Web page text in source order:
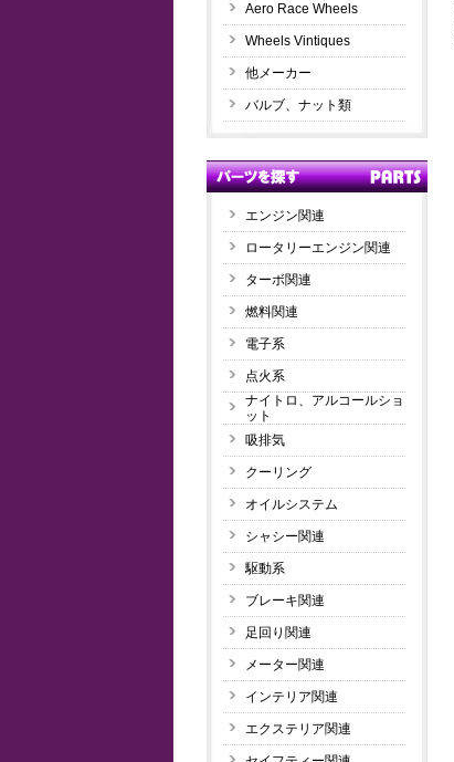
Aero Race Wheels
Wheels Vintiques
他メーカー
バルブ、ナット類
エンジン関連
ロータリーエンジン関連
ターボ関連
燃料関連
電子系
点火系
ナイトロ、アルコールショ
ット
吸排気
クーリング
オイルシステム
シャシー関連
駆動系
ブレーキ関連
足回り関連
メーター関連
インテリア関連
エクステリア関連